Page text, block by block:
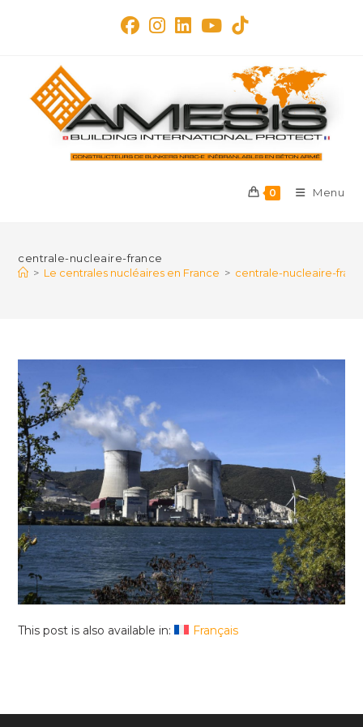
0 Menu
centrale-nucleaire-france
> Le centrales nucléaires en France > centrale-nucleaire-
This post is also available in: Français